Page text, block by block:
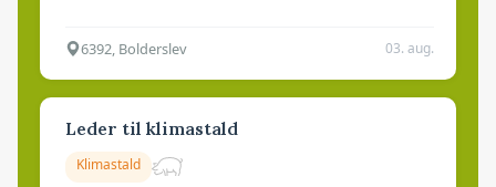
6392, Bolderslev 03. aug.
Leder til klimastald
Klimastald